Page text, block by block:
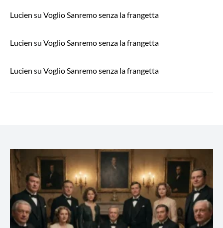
Lucien su Voglio Sanremo senza la frangetta
Lucien su Voglio Sanremo senza la frangetta
Lucien su Voglio Sanremo senza la frangetta